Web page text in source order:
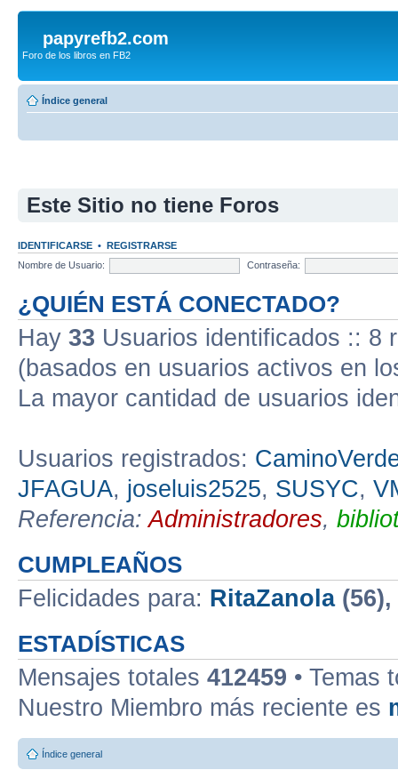
papyrefb2.com
Foro de los libros en FB2
Índice general
Este Sitio no tiene Foros
IDENTIFICARSE • REGISTRARSE
Nombre de Usuario:
Contraseña:
¿QUIÉN ESTÁ CONECTADO?
Hay 33 Usuarios identificados :: 8
(basados en usuarios activos en
La mayor cantidad de usuarios
Usuarios registrados:
JFAGUA, joseluis2525, SUSYC,
Referencia:Administradores,
CUMPLEAÑOS
Felicidades para: RitaZanola(56),
ESTADÍSTICAS
Mensajes totales 412459 • Temas
Nuestro Miembro más reciente es
Índice general